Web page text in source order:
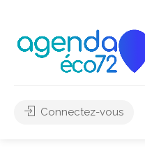
Connectez-vous